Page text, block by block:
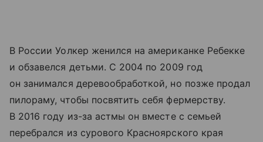
В России Уолкер женился на американке Ребекке
и обзавелся детьми. С 2004 по 2009 год
он занимался деревообработкой, но позже продал
пилораму, чтобы посвятить себя фермерству.
В 2016 году из-за астмы он вместе с семьей
перебрался из сурового Красноярского края